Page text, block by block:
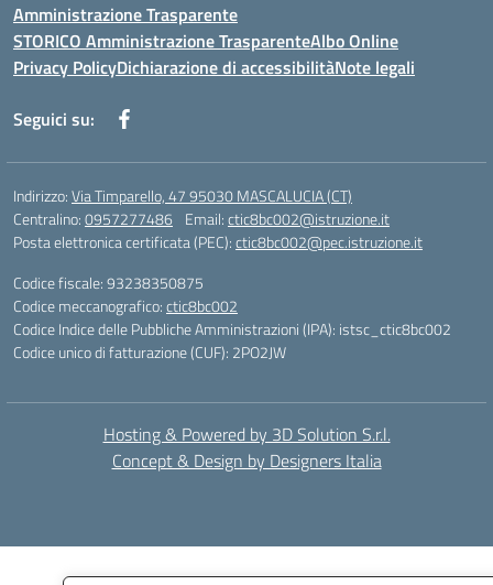
Amministrazione Trasparente
STORICO Amministrazione TrasparenteAlbo Online
Privacy PolicyDichiarazione di accessibilitàNote legali
Seguici su:
Indirizzo:Via Timparello, 47 95030 MASCALUCIA (CT)
Centralino:0957277486 Email:ctic8bc002@istruzione.it
Posta elettronica certificata (PEC):ctic8bc002@pec.istruzione.it
Codice fiscale: 93238350875
Codice meccanografico:ctic8bc002
Codice Indice delle Pubbliche Amministrazioni (IPA): istsc_ctic8bc002
Codice unico di fatturazione (CUF): 2PO2JW
Hosting & Powered by 3D Solution S.r.l.
Concept & Design by Designers Italia